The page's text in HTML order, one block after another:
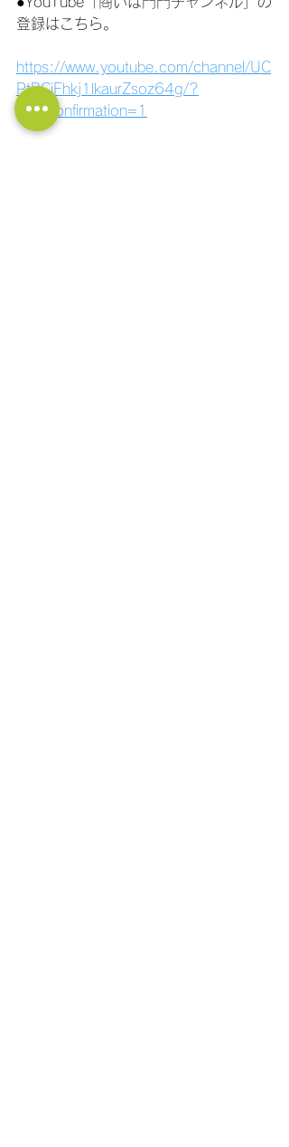
登録はこちら。
https://www.youtube.com/channel/UC
PtBCiFhkj1lkaurZsoz64g/?
sub_confirmation=1